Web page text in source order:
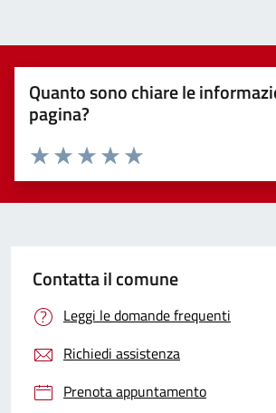
Quanto sono chiare le
pagina?
Valuta 5 stelle su 5
Valuta 4 stelle su 5
Valuta 3 stelle su 5
Valuta 2 stelle su 5
Valuta 1 stelle su 5
Contatta il comune
Leggi le domande frequenti
Richiedi assistenza
Prenota appuntamento